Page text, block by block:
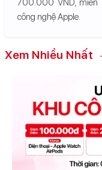
700.000 VND, miễn
công nghệ Apple.
Xem Nhiều Nhất